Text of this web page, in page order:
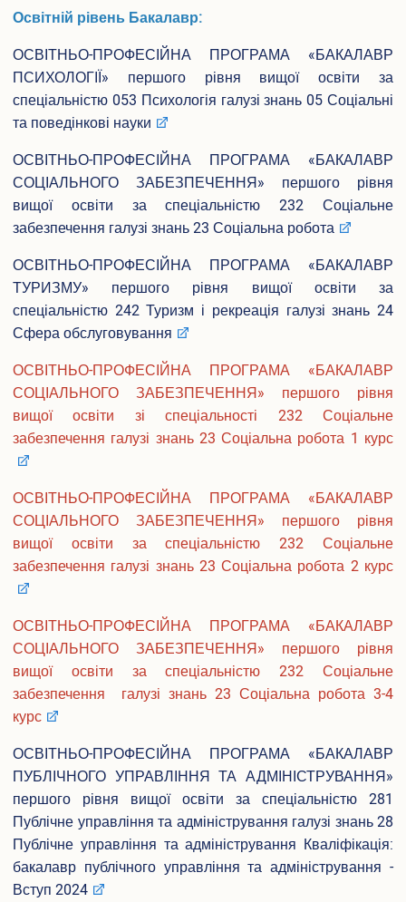
Випускники університету
Інформація для оприлюднення
Бібліотека
Корисна інформація
Контакти
Освітній рівень Бакалавр:
ОСВІТНЬО-ПРОФЕСІЙНА ПРОГРАМА «БАКАЛАВР
ПСИХОЛОГІЇ» першого рівня вищої освіти за
спеціальністю 053 Психологія галузі знань 05 Соціальні
та поведінкові науки
ОСВІТНЬО-ПРОФЕСІЙНА ПРОГРАМА «БАКАЛАВР
СОЦІАЛЬНОГО ЗАБЕЗПЕЧЕННЯ» першого рівня
вищої освіти за спеціальністю 232 Соціальне
забезпечення галузі знань 23 Соціальна робота
ОСВІТНЬО-ПРОФЕСІЙНА ПРОГРАМА «БАКАЛАВР
ТУРИЗМУ» першого рівня вищої освіти за
спеціальністю 242 Туризм і рекреація галузі знань 24
Сфера обслуговування
ОСВІТНЬО-ПРОФЕСІЙНА ПРОГРАМА «БАКАЛАВР
СОЦІАЛЬНОГО ЗАБЕЗПЕЧЕННЯ» першого рівня
вищої освіти зі спеціальності 232 Соціальне
забезпечення галузі знань 23 Соціальна робота 1 курс
ОСВІТНЬО-ПРОФЕСІЙНА ПРОГРАМА «БАКАЛАВР
СОЦІАЛЬНОГО ЗАБЕЗПЕЧЕННЯ» першого рівня
вищої освіти за спеціальністю 232 Соціальне
забезпечення галузі знань 23 Соціальна робота 2 курс
ОСВІТНЬО-ПРОФЕСІЙНА ПРОГРАМА «БАКАЛАВР
СОЦІАЛЬНОГО ЗАБЕЗПЕЧЕННЯ» першого рівня
вищої освіти за спеціальністю 232 Соціальне
забезпечення галузі знань 23 Соціальна робота 3-4
курс
ОСВІТНЬО-ПРОФЕСІЙНА ПРОГРАМА «БАКАЛАВР
ПУБЛІЧНОГО УПРАВЛІННЯ ТА АДМІНІСТРУВАННЯ»
першого рівня вищої освіти за спеціальністю 281
Публічне управління та адміністрування галузі знань 28
Публічне управління та адміністрування Кваліфікація:
бакалавр публічного управління та адміністрування -
Вступ 2024